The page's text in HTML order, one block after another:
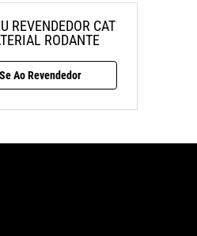
REVENDEDOR CAT
RODANTE
Ao Revendedor